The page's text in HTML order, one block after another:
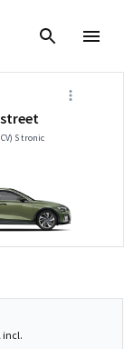
S tronic
incl.